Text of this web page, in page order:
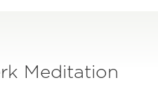
Meditation